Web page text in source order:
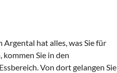
Argental hat alles, was Sie für
Sie in den
Von dort gelangen Sie